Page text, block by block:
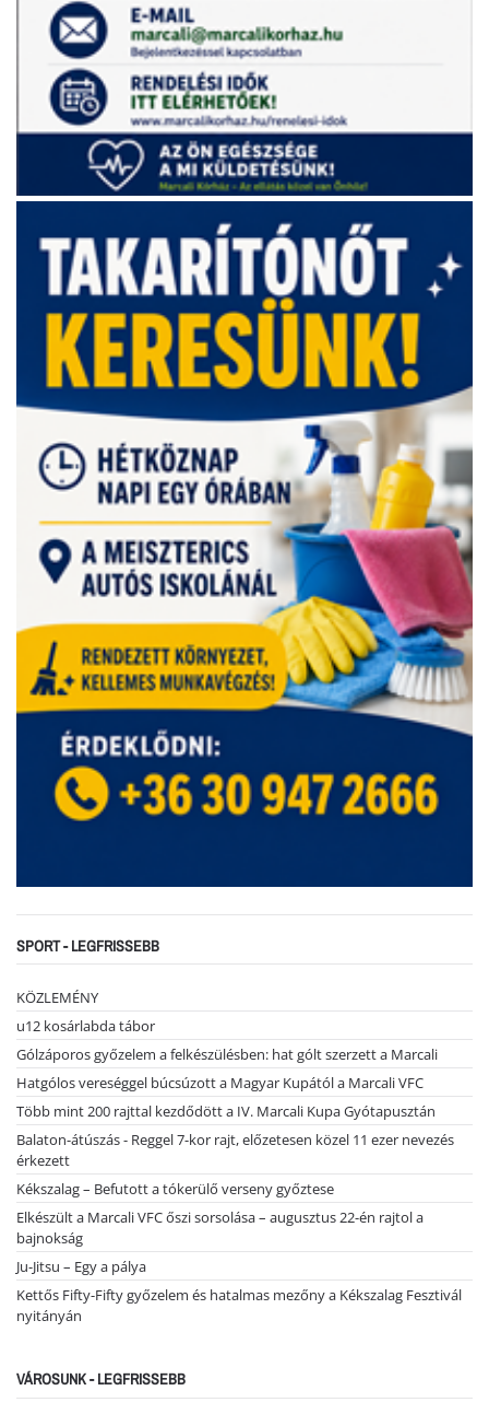
SPORT - LEGFRISSEBB
KÖZLEMÉNY
u12 kosárlabda tábor
Gólzáporos győzelem a felkészülésben: hat gólt szerzett a Marcali
Hatgólos vereséggel búcsúzott a Magyar Kupától a Marcali VFC
Több mint 200 rajttal kezdődött a IV. Marcali Kupa Gyótapusztán
Balaton-átúszás - Reggel 7-kor rajt, előzetesen közel 11 ezer nevezés
érkezett
Kékszalag – Befutott a tókerülő verseny győztese
Elkészült a Marcali VFC őszi sorsolása – augusztus 22-én rajtol a
bajnokság
Ju-Jitsu – Egy a pálya
Kettős Fifty-Fifty győzelem és hatalmas mezőny a Kékszalag Fesztivál
nyitányán
VÁROSUNK - LEGFRISSEBB